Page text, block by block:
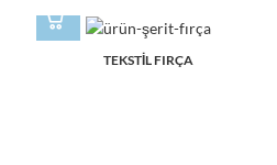
TEKSTİL FIRÇA